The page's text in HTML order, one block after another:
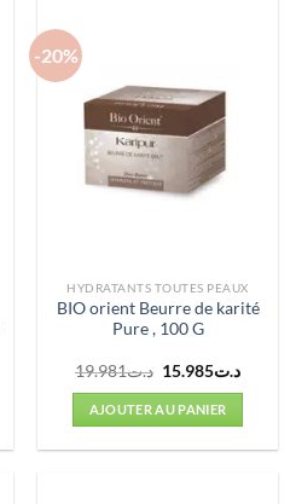
-20%
HYDRATANTS TOUTES PEAUX
BIO orient Beurre de karité
Pure , 100 G
د.ت19.981
Le
initial
était :
د.ت19.981.
د.ت15.985
Le
AJOUTER AU PANIER